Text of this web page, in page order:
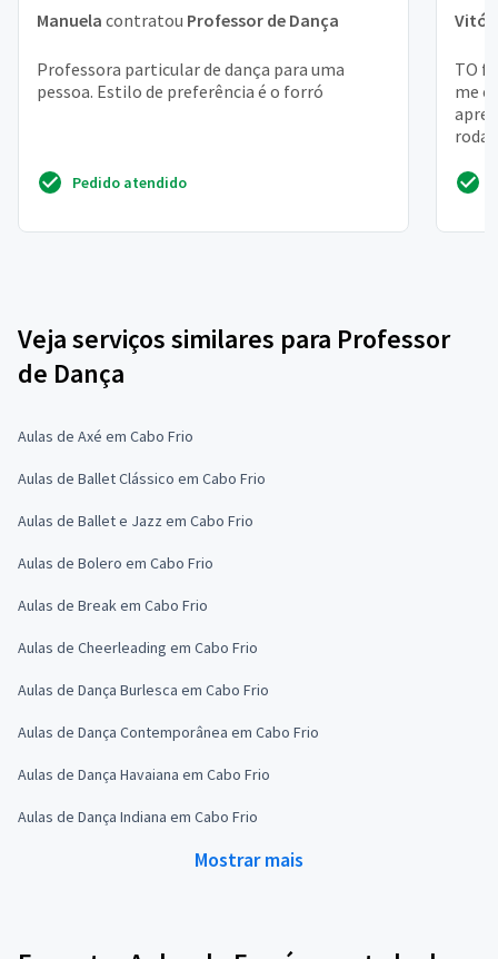
Manuela contratou Professor de Dança
Professora particular de dança para uma
pessoa. Estilo de preferência é o forró
Pedido atendido
TO
me
roda
Veja serviços similares para Professor
de Dança
Aulas de Axé em Cabo Frio
Aulas de Ballet Clássico em Cabo Frio
Aulas de Ballet e Jazz em Cabo Frio
Aulas de Bolero em Cabo Frio
Aulas de Break em Cabo Frio
Aulas de Cheerleading em Cabo Frio
Aulas de Dança Burlesca em Cabo Frio
Aulas de Dança Contemporânea em Cabo Frio
Aulas de Dança Havaiana em Cabo Frio
Aulas de Dança Indiana em Cabo Frio
Mostrar mais